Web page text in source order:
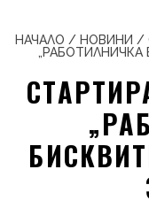
НАЧАЛО / НОВИНИ /
„РАБОТИЛНИЧКА